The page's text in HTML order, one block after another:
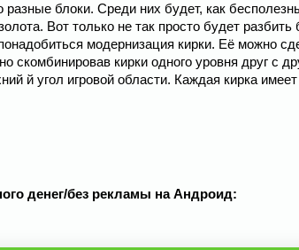
блоки. Среди них будет, как
Вот только не так просто будет
модернизация кирки. Её можно
кирки одного уровня друг с
й угол игровой области. Каждая кирка
денег/без рекламы на Андроид: